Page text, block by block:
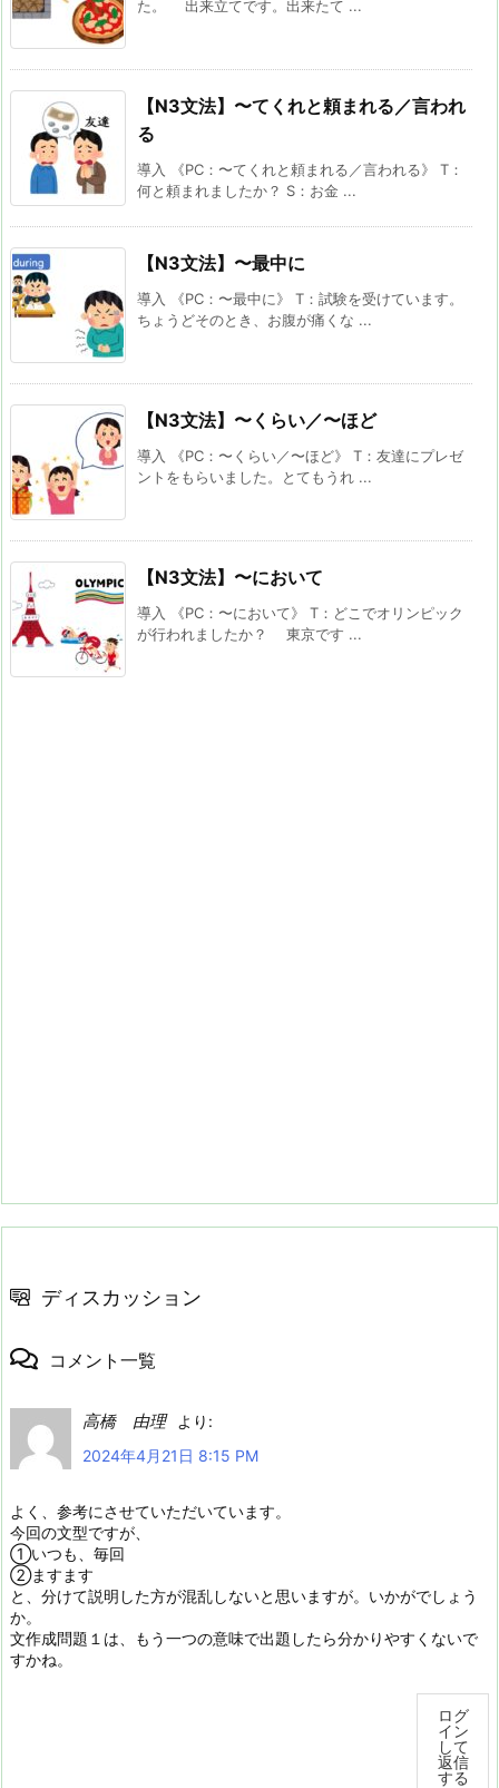
た。 出来立てです。出来たて ...
【N3文法】〜てくれと頼まれる／言われ
る
導入 《PC：〜てくれと頼まれる／言われる》 T：
何と頼まれましたか？ S：お金 ...
【N3文法】〜最中に
導入 《PC：〜最中に》 T：試験を受けています。
ちょうどそのとき、お腹が痛くな ...
【N3文法】〜くらい／〜ほど
導入 《PC：〜くらい／〜ほど》 T：友達にプレゼ
ントをもらいました。とてもうれ ...
【N3文法】〜において
導入 《PC：〜において》 T：どこでオリンピック
が行われましたか？ 東京です ...
ディスカッション
コメント一覧
高橋 由理
より:
2024年4月21日 8:15 PM
よく、参考にさせていただいています。
今回の文型ですが、
①いつも、毎回
②ますます
と、分けて説明した方が混乱しないと思いますが。いかがでしょう
か。
文作成問題１は、もう一つの意味で出題したら分かりやすくないで
すかね。
ログ
イン
して
返信
する